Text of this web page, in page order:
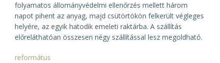
folyamatos állományvédelmi ellenőrzés mellett három
napot pihent az anyag, majd csütörtökön felkerült végleges
helyére, az egyik hatodik emeleti raktárba. A szállítás
előreláthatóan összesen négy szállítással lesz megoldható.
református